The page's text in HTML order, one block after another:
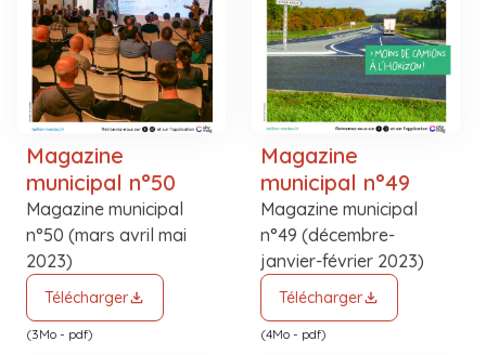
Magazine
municipal n°50
Magazine municipal
n°50 (mars avril mai
2023)
Télécharger
(3Mo - pdf)
Magazine
municipal n°49
Magazine municipal
n°49 (décembre-
janvier-février 2023)
Télécharger
(4Mo - pdf)